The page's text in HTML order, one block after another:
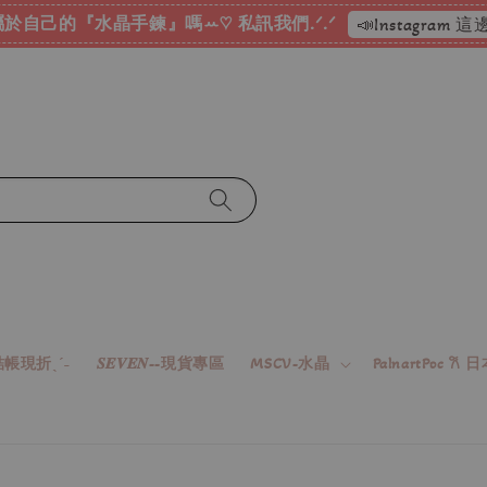
於自己的『水晶手鍊』嗎ꕀ♡ 私訊我們.ᐟ.ᐟ 📣Instagram 這
現折ˎˊ˗ 𝑺𝑬𝑽𝑬𝑵--現貨專區 MSCV-水晶 PalnartPoc 𐙚